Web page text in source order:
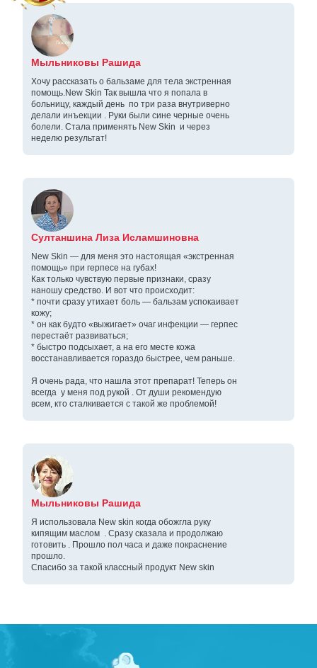
Мыльниковы Рашида
Хочу рассказать о бальзаме для тела экстренная
помощь.New Skin Так вышла что я попала в
больницу, каждый день по три раза внутриверно
делали инъекции . Руки были сине черные очень
болели. Стала применять New Skin и через
неделю результат!
Султаншина Лиза Исламшиновна
New Skin — для меня это настоящая «экстренная
помощь» при герпесе на губах!
Как только чувствую первые признаки, сразу
наношу средство. И вот что происходит:
* почти сразу утихает боль — бальзам успокаивает
кожу;
* он как будто «выжигает» очаг инфекции — герпес
перестаёт развиваться;
* быстро подсыхает, а на его месте кожа
восстанавливается гораздо быстрее, чем раньше.
Я очень рада, что нашла этот препарат! Теперь он
всегда у меня под рукой . От души рекомендую
всем, кто сталкивается с такой же проблемой!
Мыльниковы Рашида
Я использовала New skin когда обожгла руку
кипящим маслом . Сразу сказала и продолжаю
готовить . Прошло пол часа и даже покраснение
прошло.
Спасибо за такой классный продукт New skin